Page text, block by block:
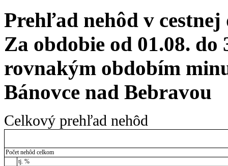
Prehľad nehôd v cestnej
Za obdobie od 01.08. do
rovnakým obdobím
Bánovce nad Bebravou
Celkový prehľad nehôd
Počet nehôd celkom
tj. %